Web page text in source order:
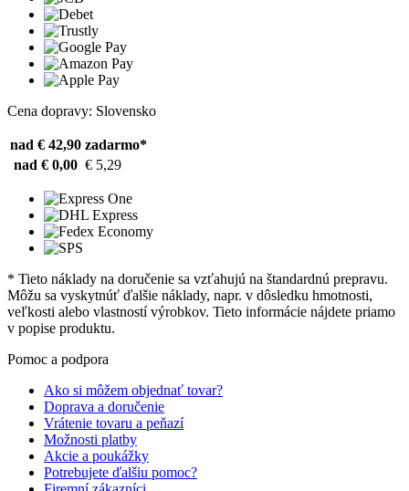
Cena dopravy: Slovensko
nad € 42,90 zadarmo*
nad € 0,00 € 5,29
* Tieto náklady na doručenie sa vzťahujú na štandardnú prepravu.
Môžu sa vyskytnúť ďalšie náklady, napr. v dôsledku hmotnosti,
veľkosti alebo vlastností výrobkov. Tieto informácie nájdete priamo
v popise produktu.
Pomoc a podpora
Ako si môžem objednať tovar?
Doprava a doručenie
Vrátenie tovaru a peňazí
Možnosti platby
Akcie a poukážky
Potrebujete ďalšiu pomoc?